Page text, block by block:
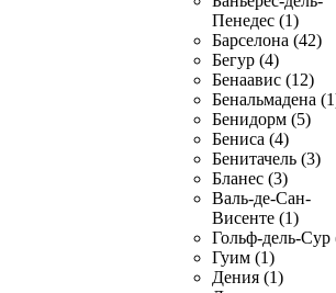
Пенедес (1)
Барселона (42)
Бегур (4)
Бенаавис (12)
Бенальмадена
Бенидорм (5)
Бениса (4)
Бенитачель (3)
Бланес (3)
Валь-де-Сан-
Висенте (1)
Гольф-дель-Сур
Гуим (1)
Дения (1)